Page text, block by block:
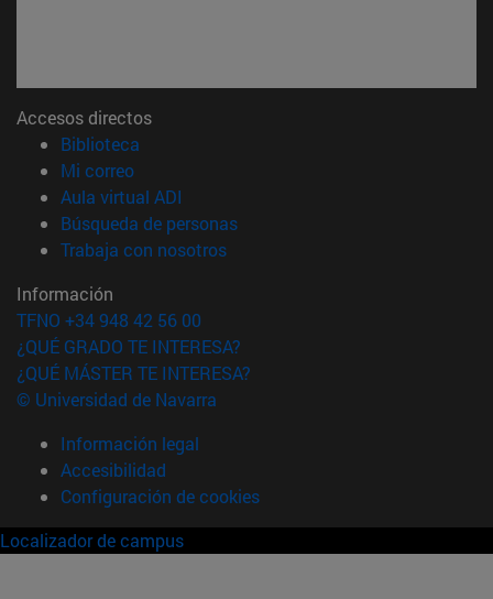
Accesos directos
Biblioteca
Mi correo(abre en nueva ventana)
Aula virtual ADI
Búsqueda de personas(abre en nueva ventana)
Trabaja con nosotros(abre en nueva ventana)
Información
TFNO +34 948 42 56 00
¿QUÉ GRADO TE INTERESA?
¿QUÉ MÁSTER TE INTERESA?
© Universidad de Navarra
Información legal
Accesibilidad
Configuración de cookies
Localizador de campus